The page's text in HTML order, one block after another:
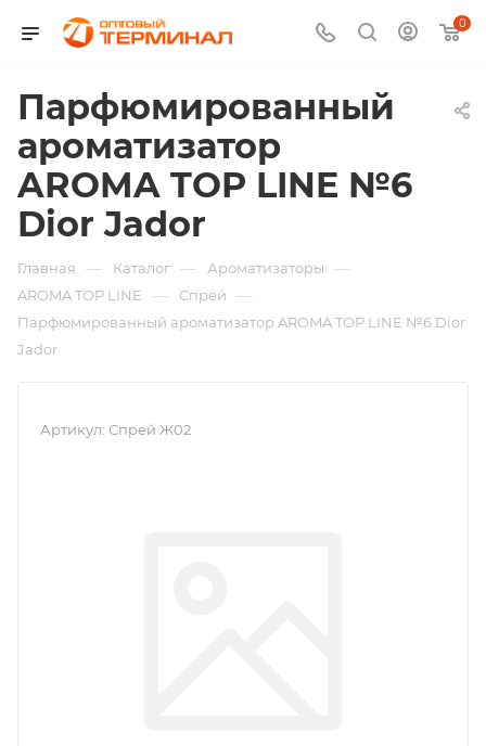
0
Парфюмированный
ароматизатор
AROMA TOP LINE №6
Dior Jador
Главная — Каталог — Ароматизаторы —
AROMA TOP LINE — Спрей —
Парфюмированный ароматизатор AROMA TOP LINE №6 Dior
Jador
Артикул: Спрей Ж02